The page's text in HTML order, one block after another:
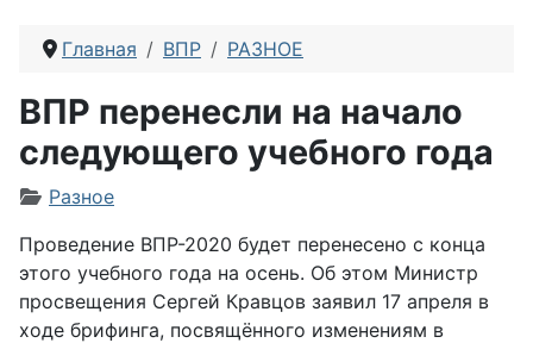
Главная ВПР РАЗНОЕ
ВПР перенесли на начало
следующего учебного года
Информация о материале
Разное
Проведение ВПР-2020 будет перенесено с конца
этого учебного года на осень. Об этом Министр
просвещения Сергей Кравцов заявил 17 апреля в
ходе брифинга, посвящённого изменениям в